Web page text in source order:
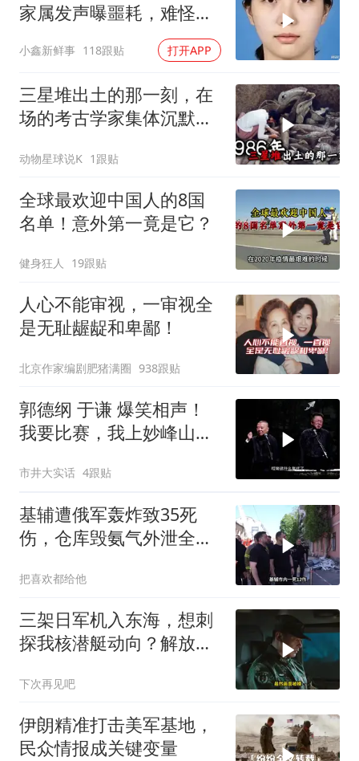
家属发声曝噩耗，难怪搜
小鑫新鲜事 118跟贴 打开APP
三星堆出土的那一刻，在
场的考古学家集体沉默
动物星球说K 1跟贴
全球最欢迎中国人的8国
名单！意外第一竟是它？
健身狂人 19跟贴
人心不能审视，一审视全
是无耻龌龊和卑鄙！
北京作家编剧肥猪满圈 938跟贴
郭德纲 于谦 爆笑相声！
我要比赛，我上妙峰山干
祖庙
市井大实话 4跟贴
基辅遭俄军轰炸致35死
伤，仓库毁氨气外泄全城
把喜欢都给他
三架日军机入东海，想刺
探我核潜艇动向？解放军
下次再见吧
伊朗精准打击美军基地，
民众情报成关键变量